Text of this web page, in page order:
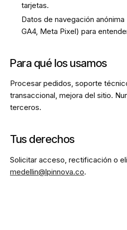
tarjetas.
Datos de navegación
GA4, Meta Pixel) para
Para qué los usamos
Procesar pedidos, soporte
transaccional, mejora del sitio.
terceros.
Tus derechos
Solicitar acceso, rectificación o
medellin@lpinnova.co.